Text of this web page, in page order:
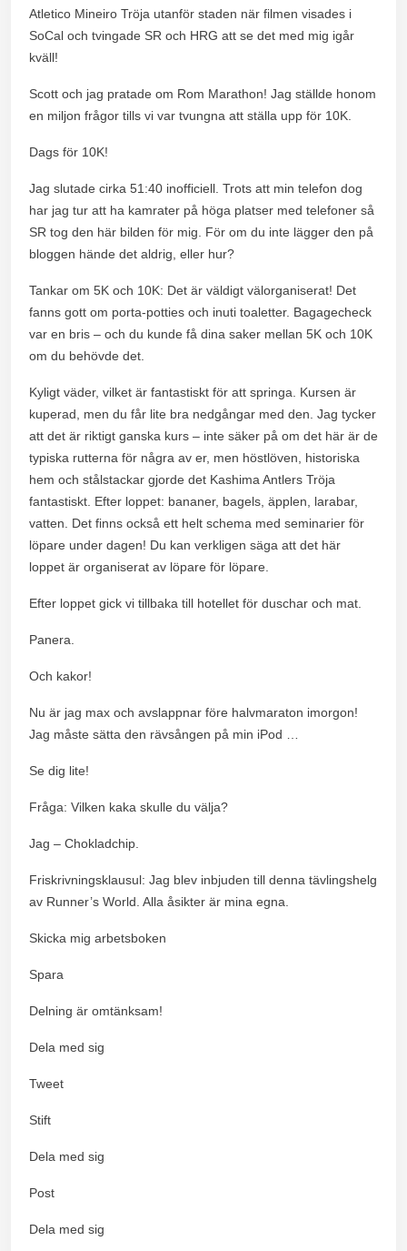
Atletico Mineiro Tröja utanför staden när filmen visades i
SoCal och tvingade SR och HRG att se det med mig igår
kväll!
Scott och jag pratade om Rom Marathon! Jag ställde honom
en miljon frågor tills vi var tvungna att ställa upp för 10K.
Dags för 10K!
Jag slutade cirka 51:40 inofficiell. Trots att min telefon dog
har jag tur att ha kamrater på höga platser med telefoner så
SR tog den här bilden för mig. För om du inte lägger den på
bloggen hände det aldrig, eller hur?
Tankar om 5K och 10K: Det är väldigt välorganiserat! Det
fanns gott om porta-potties och inuti toaletter. Bagagecheck
var en bris – och du kunde få dina saker mellan 5K och 10K
om du behövde det.
Kyligt väder, vilket är fantastiskt för att springa. Kursen är
kuperad, men du får lite bra nedgångar med den. Jag tycker
att det är riktigt ganska kurs – inte säker på om det här är de
typiska rutterna för några av er, men höstlöven, historiska
hem och stålstackar gjorde det Kashima Antlers Tröja
fantastiskt. Efter loppet: bananer, bagels, äpplen, larabar,
vatten. Det finns också ett helt schema med seminarier för
löpare under dagen! Du kan verkligen säga att det här
loppet är organiserat av löpare för löpare.
Efter loppet gick vi tillbaka till hotellet för duschar och mat.
Panera.
Och kakor!
Nu är jag max och avslappnar före halvmaraton imorgon!
Jag måste sätta den rävsången på min iPod …
Se dig lite!
Fråga: Vilken kaka skulle du välja?
Jag – Chokladchip.
Friskrivningsklausul: Jag blev inbjuden till denna tävlingshelg
av Runner’s World. Alla åsikter är mina egna.
Skicka mig arbetsboken
Spara
Delning är omtänksam!
Dela med sig
Tweet
Stift
Dela med sig
Post
Dela med sig